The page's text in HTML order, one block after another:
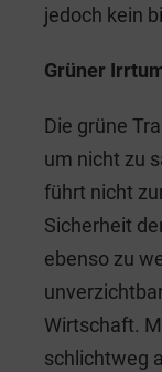
jedoch kein
Grüner
Die grüne
um nicht zu
führt nicht
Sicherheit
ebenso zu
Wirtschaft.
schlichtweg